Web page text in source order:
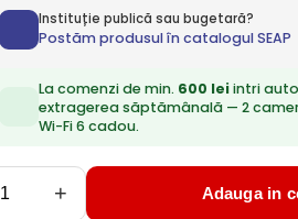
Instituție publică sau bugetară?
Postăm produsul în catalogul SEAP
La comenzi de min. 600 leiintri
extragerea săptămânală — 2
Wi-Fi 6 cadou.
+ Adauga in